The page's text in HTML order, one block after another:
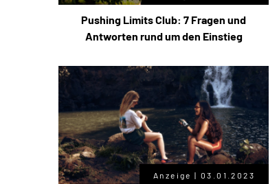
Pushing Limits Club: 7 Fragen und
Antworten rund um den Einstieg
Anzeige | 03.01.2023